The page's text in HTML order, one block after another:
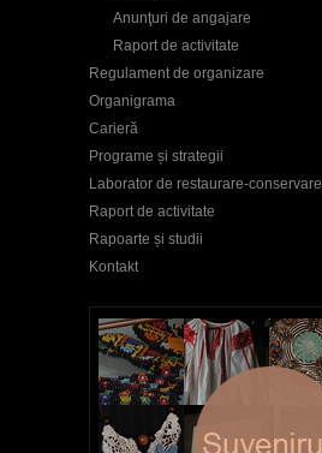
Anunţuri de angajare
Raport de activitate
Regulament de organizare
Organigrama
Carieră
Programe și strategii
Laborator de restaurare-conservare
Raport de activitate
Rapoarte și studii
Kontakt